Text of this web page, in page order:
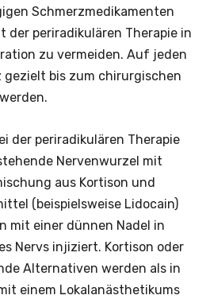
Schmerzmedikamenten
der periradikulären Therapie in
zu vermeiden. Auf jeden
gezielt bis zum chirurgischen
der periradikulären Therapie
Nervenwurzel mit
aus Kortison und
(beispielsweise Lidocain)
mit einer dünnen Nadel in
Nervs injiziert. Kortison oder
Alternativen werden als in
einem Lokalanästhetikums